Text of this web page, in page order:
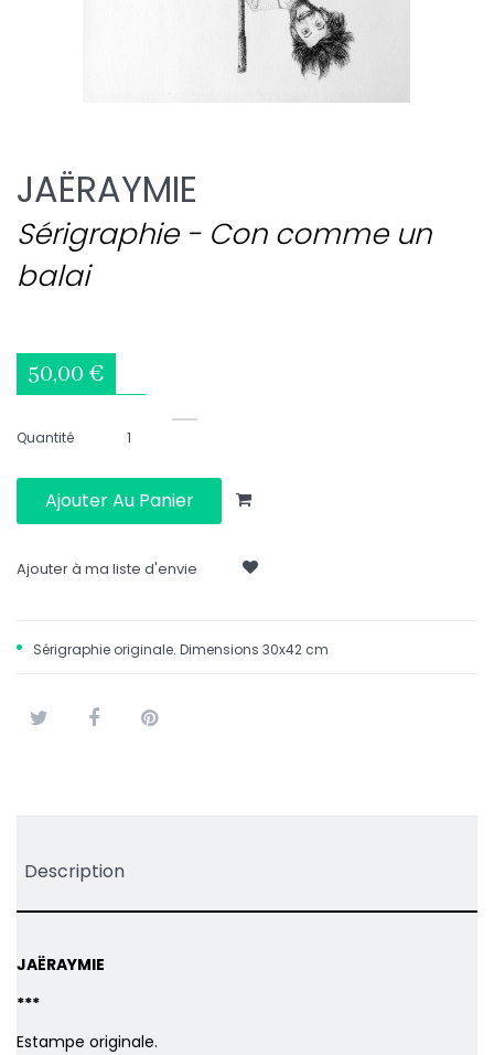
JAËRAYMIE
Sérigraphie - Con comme un
balai
50,00 €
Quantité
Ajouter Au Panier
Ajouter à ma liste d'envie
Sérigraphie originale. Dimensions 30x42 cm
Description
JAËRAYMIE
***
Estampe originale.